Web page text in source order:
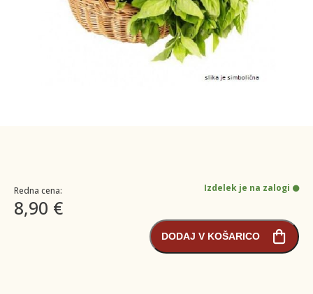
Redna cena:
8,90 €
Izdelek je na zalogi
DODAJ V KOŠARICO